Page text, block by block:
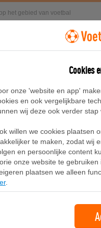
het gebied van voetbal
Adidas
Merk:Adidas
85,00
Cookies
onze 'website en app'
en ook vergelijkbare
wij deze ook verder stap
willen we cookies plaatsen
te maken, zodat wij
en persoonlijke content
onze website te
plaatsen we alleen
.